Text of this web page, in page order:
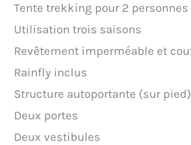
Tente trekking pour 2 personnes
Utilisation trois saisons
Revêtement imperméable et
Rainfly inclus
Structure autoportante (sur pied)
Deux portes
Deux vestibules